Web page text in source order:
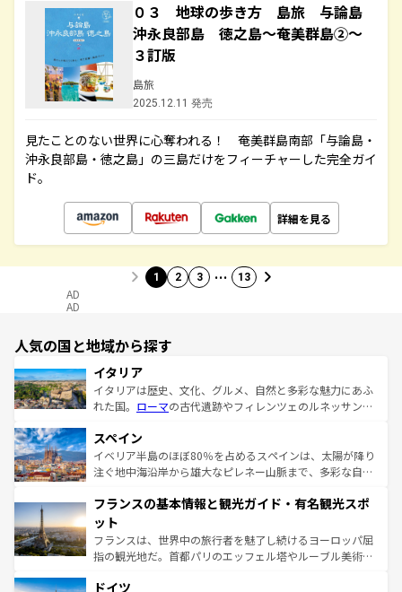
０３ 地球の歩き方 島旅 与論島
沖永良部島 徳之島～奄美群島②～
３訂版
島旅
2025.12.11 発売
見たことのない世界に心奪われる！ 奄美群島南部「与論島・
沖永良部島・徳之島」の三島だけをフィーチャーした完全ガイ
ド。
詳細を見る
1 2 3 … 13
AD
AD
人気の国と地域から探す
イタリア
イタリアは歴史、文化、グルメ、自然と多彩な魅力にあふ
れた国。 ローマの古代遺跡やフィレンツェのルネッサンス
ろん、トスカーナの美しい田園風景やアマルフィ海岸の絶
景など、自然景観も見逃せない。観光の合間には、本場の
ピザやパスタなど、絶品のイタリア料理を堪能することも
ませてくれるイタリアで、忘れられない旅をしてみよう！
なお、新着のイタリア情報は
しい。
スペイン
イベリア半島のほぼ80％を占めるスペインは、太陽が降り
注ぐ地中海沿岸から雄大なピレネー山脈まで、多彩な自然
文化が根付くこの国では、情熱的なフラメンコ、熱気あふ
れる闘牛、そして美味しいタパスが生活の一部となってい
る。首都マドリードの洗練された雰囲気や、バルセロナの
アートに溢れた街角から、地方では古代ローマ遺跡や中世
せる。地方によって風土や気候が異なるスペインはその個
フランスの基本情報と観光ガイド・有名観光スポ
ット
フランスは、世界中の旅行者を魅了し続けるヨーロッパ屈
指の観光地だ。首都パリのエッフェル塔やルーブル美術館
で、幅広い魅力が詰まっている。華麗な宮殿、歴史的な大
ドイツ